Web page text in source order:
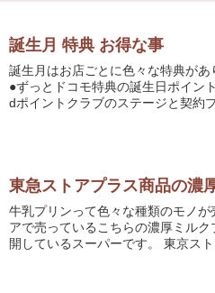
誕生月 特典 お得な事
誕生月はお店ごとに色々な特典が
●ずっとドコモ特典の誕生日ポイント ドコモのギガプランやケータイプランを契約していると、
dポイントクラブのステージと契約
東急ストアプラス商品の濃
牛乳プリンって色々な種類のモノ
アで売っているこちらの濃厚ミルクプリンです。 東急ストア 東京や
開しているスーパ